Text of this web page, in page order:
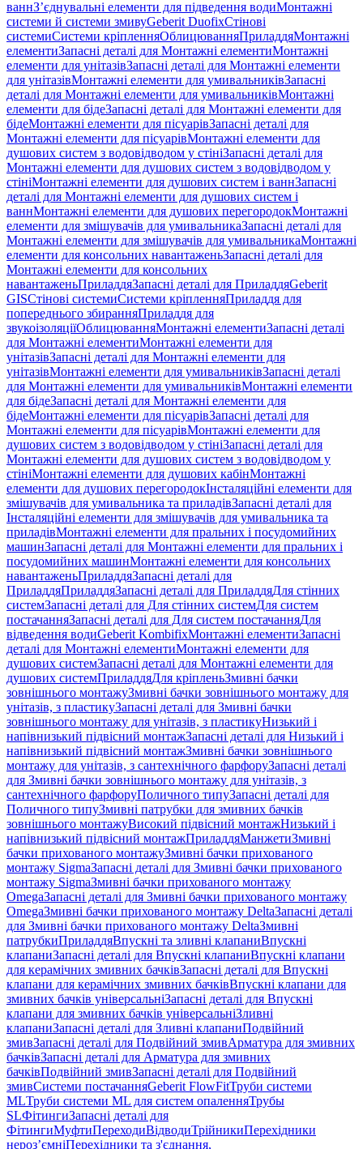
ваннЗ’єднувальні елементи для підведення водиМонтажні
системи й системи змивуGeberit DuofixСтінові
системиСистеми кріпленняОблицюванняПриладдяМонтажні
елементиЗапасні деталі для Монтажні елементиМонтажні
елементи для унітазівЗапасні деталі для Монтажні елементи
для унітазівМонтажні елементи для умивальниківЗапасні
деталі для Монтажні елементи для умивальниківМонтажні
елементи для бідеЗапасні деталі для Монтажні елементи для
бідеМонтажні елементи для пісуарівЗапасні деталі для
Монтажні елементи для пісуарівМонтажні елементи для
душових систем з водовідводом у стініЗапасні деталі для
Монтажні елементи для душових систем з водовідводом у
стініМонтажні елементи для душових систем і ваннЗапасні
деталі для Монтажні елементи для душових систем і
ваннМонтажні елементи для душових перегородокМонтажні
елементи для змішувачів для умивальникаЗапасні деталі для
Монтажні елементи для змішувачів для умивальникаМонтажні
елементи для консольних навантаженьЗапасні деталі для
Монтажні елементи для консольних
навантаженьПриладдяЗапасні деталі для ПриладдяGeberit
GISСтінові системиСистеми кріпленняПриладдя для
попереднього збиранняПриладдя для
звукоізоляціїОблицюванняМонтажні елементиЗапасні деталі
для Монтажні елементиМонтажні елементи для
унітазівЗапасні деталі для Монтажні елементи для
унітазівМонтажні елементи для умивальниківЗапасні деталі
для Монтажні елементи для умивальниківМонтажні елементи
для бідеЗапасні деталі для Монтажні елементи для
бідеМонтажні елементи для пісуарівЗапасні деталі для
Монтажні елементи для пісуарівМонтажні елементи для
душових систем з водовідводом у стініЗапасні деталі для
Монтажні елементи для душових систем з водовідводом у
стініМонтажні елементи для душових кабінМонтажні
елементи для душових перегородокІнсталяційні елементи для
змішувачів для умивальника та приладівЗапасні деталі для
Інсталяційні елементи для змішувачів для умивальника та
приладівМонтажні елементи для пральних і посудомийних
машинЗапасні деталі для Монтажні елементи для пральних і
посудомийних машинМонтажні елементи для консольних
навантаженьПриладдяЗапасні деталі для
ПриладдяПриладдяЗапасні деталі для ПриладдяДля стінних
системЗапасні деталі для Для стінних системДля систем
постачанняЗапасні деталі для Для систем постачанняДля
відведення водиGeberit KombifixМонтажні елементиЗапасні
деталі для Монтажні елементиМонтажні елементи для
душових системЗапасні деталі для Монтажні елементи для
душових системПриладдяДля кріпленьЗмивні бачки
зовнішнього монтажуЗмивні бачки зовнішнього монтажу для
унітазів, з пластикуЗапасні деталі для Змивні бачки
зовнішнього монтажу для унітазів, з пластикуНизький і
напівнизький підвісний монтажЗапасні деталі для Низький і
напівнизький підвісний монтажЗмивні бачки зовнішнього
монтажу для унітазів, з сантехнічного фарфоруЗапасні деталі
для Змивні бачки зовнішнього монтажу для унітазів, з
сантехнічного фарфоруПоличного типуЗапасні деталі для
Поличного типуЗмивні патрубки для змивних бачків
зовнішнього монтажуВисокий підвісний монтажНизький і
напівнизький підвісний монтажПриладдяМанжетиЗмивні
бачки прихованого монтажуЗмивні бачки прихованого
монтажу SigmaЗапасні деталі для Змивні бачки прихованого
монтажу SigmaЗмивні бачки прихованого монтажу
OmegaЗапасні деталі для Змивні бачки прихованого монтажу
OmegaЗмивні бачки прихованого монтажу DeltaЗапасні деталі
для Змивні бачки прихованого монтажу DeltaЗмивні
патрубкиПриладдяВпускні та зливні клапаниВпускні
клапаниЗапасні деталі для Впускні клапаниВпускні клапани
для керамічних змивних бачківЗапасні деталі для Впускні
клапани для керамічних змивних бачківВпускні клапани для
змивних бачків універсальніЗапасні деталі для Впускні
клапани для змивних бачків універсальніЗливні
клапаниЗапасні деталі для Зливні клапаниПодвійний
змивЗапасні деталі для Подвійний змивАрматура для змивних
бачкiвЗапасні деталі для Арматура для змивних
бачкiвПодвійний змивЗапасні деталі для Подвійний
змивСистеми постачанняGeberit FlowFitТруби системи
MLТруби системи ML для систем опаленняТрубы
SLФітингиЗапасні деталі для
ФітингиМуфтиПереходиВідводиТрійникиПерехідники
нероз’ємніПерехідники та з'єднання,